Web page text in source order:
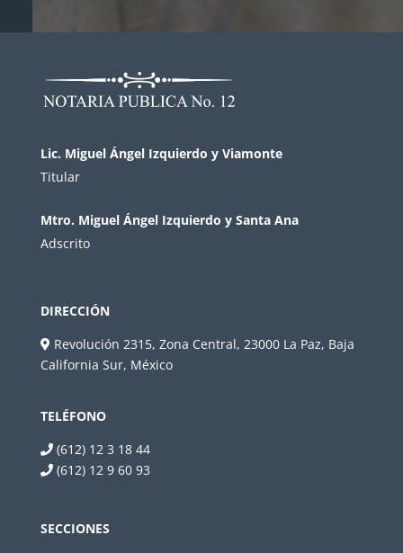
Lic. Miguel Ángel Izquierdo y Viamonte
Titular
Mtro. Miguel Ángel Izquierdo y Santa Ana
Adscrito
DIRECCIÓN
Revolución 2315, Zona Central, 23000 La Paz, Baja
California Sur, México
TELÉFONO
(612) 12 3 18 44
(612) 12 9 60 93
SECCIONES